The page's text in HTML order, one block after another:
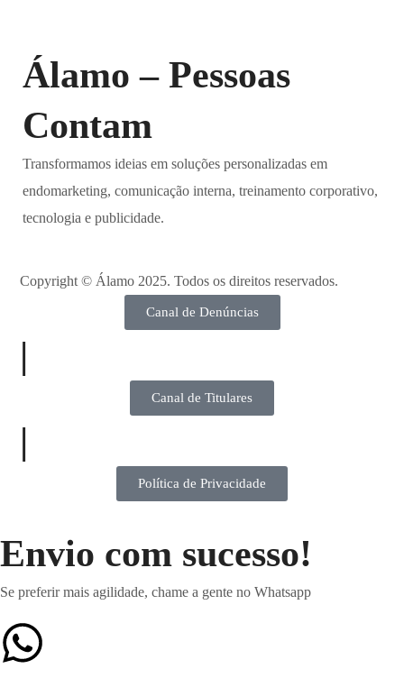
Álamo – Pessoas
Contam
Transformamos ideias em soluções personalizadas em
endomarketing, comunicação interna, treinamento corporativo,
tecnologia e publicidade.
Copyright © Álamo 2025. Todos os direitos reservados.
Canal de Denúncias
|
Canal de Titulares
|
Política de Privacidade
Envio com sucesso!
Se preferir mais agilidade, chame a gente no Whatsapp